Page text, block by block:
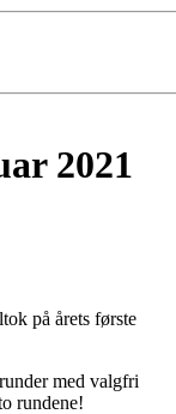
2021
på årets første
med valgfri
rundene!